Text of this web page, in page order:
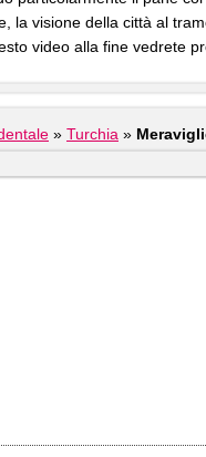
la visione della città al
video alla fine vedrete
» Turchia »